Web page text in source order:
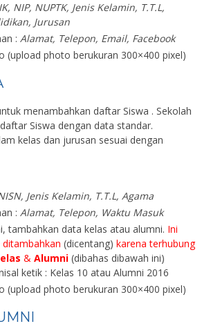
NIP, NUPTK, Jenis Kelamin, T.T.L,
Jurusan
: Alamat, Telepon, Email, Facebook
(upload photo berukuran 300×400 pixel)
menambahkan daftar Siswa . Sekolah
Siswa dengan data standar.
kelas dan jurusan sesuai dengan
Jenis Kelamin, T.T.L, Agama
: Alamat, Telepon, Waktu Masuk
tambahkan data kelas atau alumni. Ini
(dicentang) karena terhubung
& Alumni (dibahas dibawah ini)
ketik : Kelas 10 atau Alumni 2016
(upload photo berukuran 300×400 pixel)